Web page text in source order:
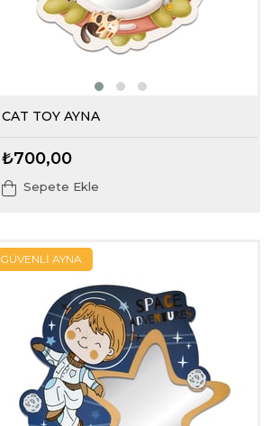
CAT TOY AYNA
₺700,00
Sepete Ekle
GÜVENLİ AYNA